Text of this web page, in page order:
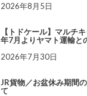
2026年8月5日
【トドケール】マルチ
年7月よりヤマト運輸と
2026年7月30日
JR貨物／お盆休み期間
て